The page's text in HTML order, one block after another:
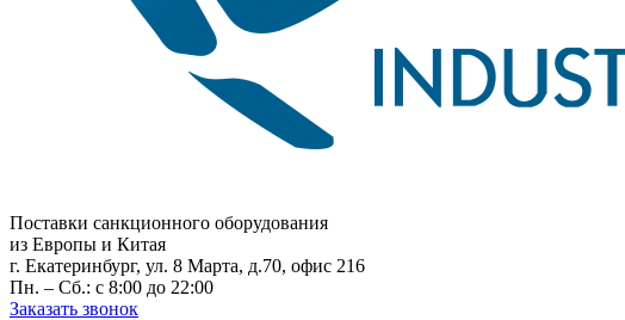
Поставки санкционного оборудования
из Европы и Китая
г. Екатеринбург, ул. 8 Марта, д.70, офис 216
Пн. – Сб.: с 8:00 до 22:00
Заказать звонок